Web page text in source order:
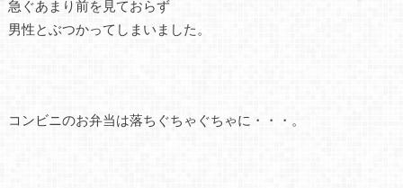
急ぐあまり前を見ておらず
男性とぶつかってしまいました。
コンビニのお弁当は落ちぐちゃぐちゃに・・・。